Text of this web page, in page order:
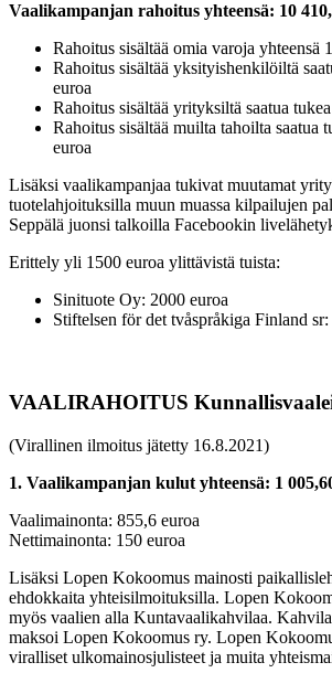
Vaalikampanjan rahoitus yhteensä: 10
Rahoitus sisältää omia varoja yhteensä
Rahoitus sisältää yksityishenkilöiltä
euroa
Rahoitus sisältää yrityksiltä saatua
Rahoitus sisältää muilta tahoilta saatua
euroa
Lisäksi vaalikampanjaa tukivat muutamat
tuotelahjoituksilla muun muassa kilpailujen
Seppälä juonsi talkoilla Facebookin
Erittely yli 1500 euroa ylittävistä tuista:
Sinituote Oy: 2000 euroa
Stiftelsen för det tvåspråkiga Finland
VAALIRAHOITUS
(Virallinen ilmoitus jätetty 16.8.2021)
1. Vaalikampanjan kulut yhteensä: 1
Vaalimainonta: 855,6 euroa
Nettimainonta: 150 euroa
Lisäksi Lopen Kokoomus mainosti
ehdokkaita yhteisilmoituksilla. Lopen
myös vaalien alla Kuntavaalikahvilaa.
maksoi Lopen Kokoomus ry. Lopen
viralliset ulkomainosjulisteet ja muita